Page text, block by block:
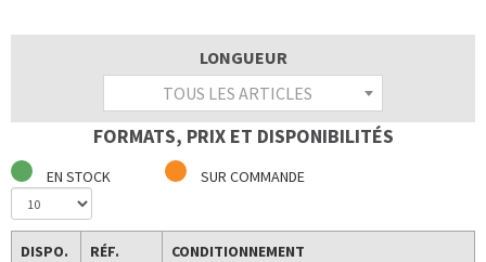
LONGUEUR
TOUS LES ARTICLES
FORMATS, PRIX ET DISPONIBILITÉS
EN STOCK SUR COMMANDE
DISPO. RÉF. CONDITIONNEMENT